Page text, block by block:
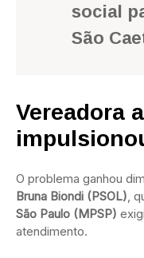
social
São
Vereadora
O problema ganhou
Bruna Biondi (PSOL),
São Paulo (MPSP)
atendimento.